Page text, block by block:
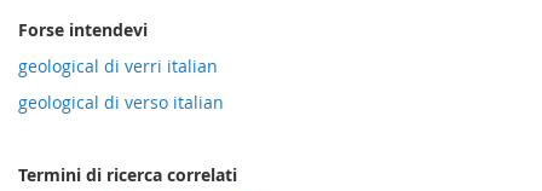
Forse intendevi
geological di verri italian
geological di verso italian
Termini di ricerca correlati